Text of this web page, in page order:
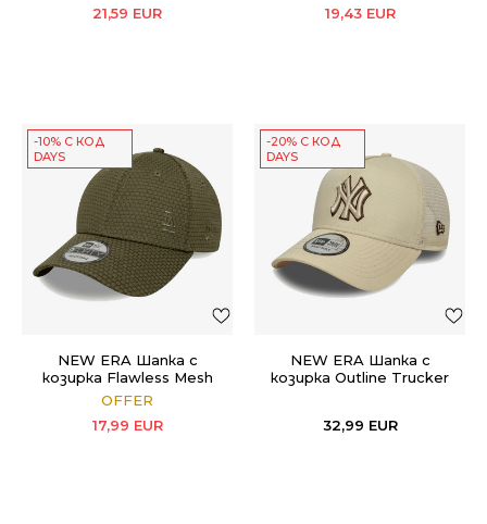
21,59 EUR
19,43 EUR
-10% С КОД
DAYS
NEW ERA Шапка с
козирка Flawless Mesh
9FORT
OFFER
17,99 EUR
-20% С КОД
DAYS
NEW ERA Шапка с
козирка Outline Trucker
32,99 EUR